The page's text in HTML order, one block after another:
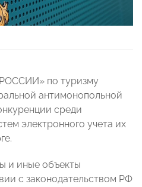
по туризму
антимонопольной
среди
электронного учета их
и иные объекты
с законодательством РФ